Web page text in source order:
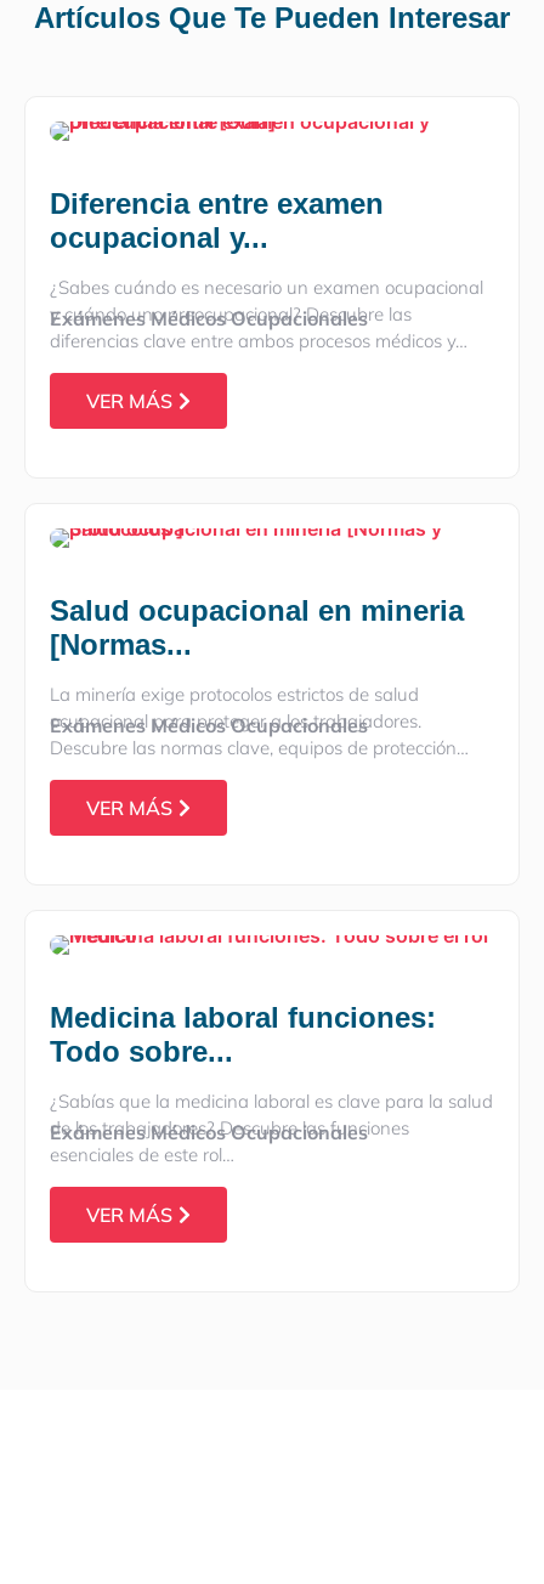
Artículos Que Te Pueden Interesar
Exámenes Médicos Ocupacionales
Diferencia entre examen
ocupacional y...
¿Sabes cuándo es necesario un examen ocupacional
y cuándo uno preocupacional? Descubre las
diferencias clave entre ambos procesos médicos y…
VER MÁS
Exámenes Médicos Ocupacionales
Salud ocupacional en mineria
[Normas...
La minería exige protocolos estrictos de salud
ocupacional para proteger a los trabajadores.
Descubre las normas clave, equipos de protección…
VER MÁS
Exámenes Médicos Ocupacionales
Medicina laboral funciones:
Todo sobre...
¿Sabías que la medicina laboral es clave para la salud
de los trabajadores? Descubre las funciones
esenciales de este rol…
VER MÁS